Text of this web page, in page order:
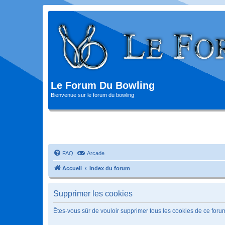
Le Forum Du Bowling
Bienvenue sur le forum du bowling
FAQ Arcade
Accueil Index du forum
Supprimer les cookies
Êtes-vous sûr de vouloir supprimer tous les cookies de ce